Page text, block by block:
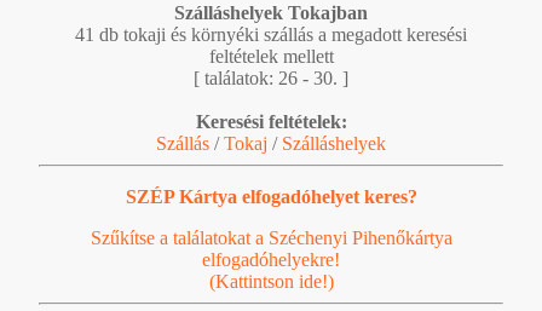
Szálláshelyek Tokajban
41 db tokaji és környéki szállás a megadott keresési
feltételek mellett
[ találatok: 26 - 30. ]
Keresési feltételek:
Szállás /Tokaj / Szálláshelyek
SZÉP Kártya elfogadóhelyet keres?
Szűkítse a találatokat a Széchenyi Pihenőkártya
elfogadóhelyekre!
(Kattintson ide!)